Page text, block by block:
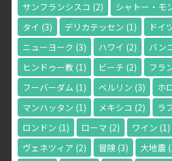
サンフランシスコ (2) シャトー・モ
タイ (3) デリカテッセン (1) ドイ
ニューヨーク (3) ハワイ (2) バン
ヒンドゥー教 (1) ビーチ (2) フラ
フーバーダム (1) ベルリン (3) ホ
マンハッタン (1) メキシコ (2) ラ
ロンドン (1) ローマ (2) ワイン (1)
ヴェネツィア (2) 冒険(3) 大地震